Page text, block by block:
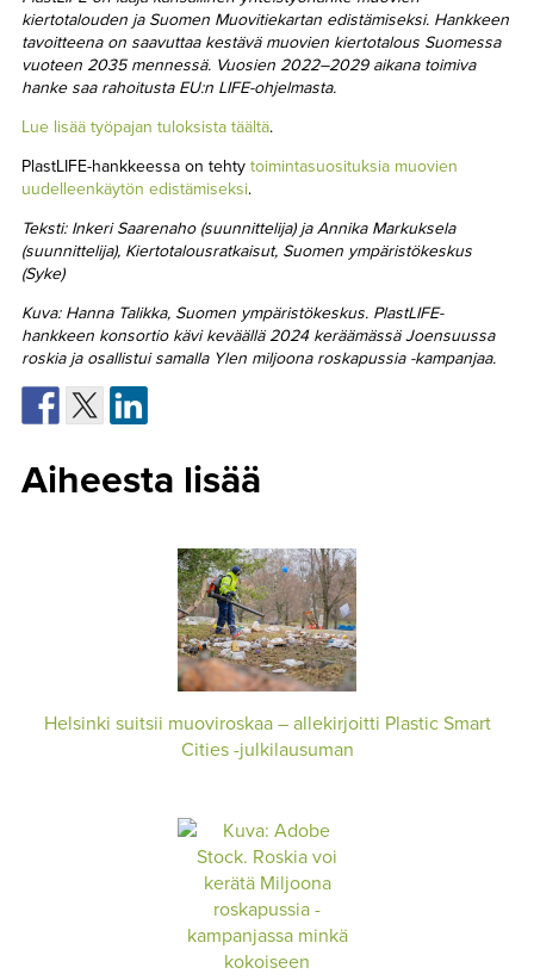
kiertotalouden ja Suomen Muovitiekartan edistämiseksi. Hankkeen
tavoitteena on saavuttaa kestävä muovien kiertotalous Suomessa
vuoteen 2035 mennessä. Vuosien 2022–2029 aikana toimiva
hanke saa rahoitusta EU:n LIFE-ohjelmasta.
Lue lisää työpajan tuloksista täältä.
PlastLIFE-hankkeessa on tehty toimintasuosituksia muovien
uudelleenkäytön edistämiseksi.
Teksti: Inkeri Saarenaho (suunnittelija) ja Annika Markuksela
(suunnittelija), Kiertotalousratkaisut, Suomen ympäristökeskus
(Syke)
Kuva: Hanna Talikka, Suomen ympäristökeskus. PlastLIFE-
hankkeen konsortio kävi keväällä 2024 keräämässä Joensuussa
roskia ja osallistui samalla Ylen miljoona roskapussia -kampanjaa.
Aiheesta lisää
Helsinki suitsii muoviroskaa – allekirjoitti Plastic Smart
Cities -julkilausuman